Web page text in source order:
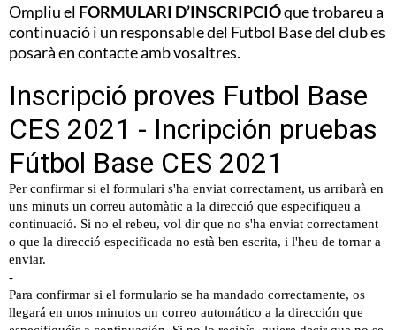
Ompliu el FORMULARI D’INSCRIPCIÓque trobareu a
continuació i un responsable del Futbol Base del club es
posarà en contacte amb vosaltres.